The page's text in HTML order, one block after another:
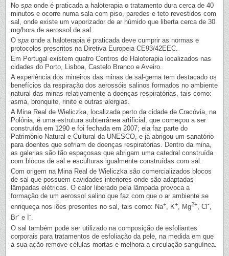
No spa onde é praticada a haloterapia o tratamento dura cerca de 40
minutos e ocorre numa sala com piso, paredes e teto revestidos com
sal, onde existe um vaporizador de ar húmido que liberta cerca de 30
mg/hora de aerossol de sal.
O spa onde a haloterapia é praticada deve cumprir as normas e
protocolos prescritos na Diretiva Europeia CE93/42EEC.
Em Portugal existem quatro Centros de Haloterapia localizados nas
cidades do Porto, Lisboa, Castelo Branco e Aveiro.
A experiência dos mineiros das minas de sal-gema tem destacado os
benefícios da respiração dos aerossóis salinos formados no ambiente
natural das minas relativamente a doenças respiratórias, tais como:
asma, bronquite, rinite e outras alergias.
A Mina Real de Wieliczka, localizada perto da cidade de Cracóvia, na
Polónia, é uma estrutura subterrânea artificial, que começou a ser
construída em 1290 e foi fechada em 2007; ela faz parte do
Património Natural e Cultural da UNESCO, e já abrigou um sanatório
para doentes que sofriam de doenças respiratórias. Dentro da mina,
as galerias são tão espaçosas que abrigam uma catedral construída
com blocos de sal e esculturas igualmente construídas com sal.
Com origem na Mina Real de Wieliczka são comercializados blocos
de sal que possuem cavidades interiores onde são adaptadas
lâmpadas elétricas. O calor liberado pela lâmpada provoca a
formação de um aerossol salino que faz com que o ar ambiente se
enriqueça nos iões presentes no sal, tais como: Na+, K+, Mg2+, Cl -,
Br- e I -.
O sal também pode ser utilizado na composição de esfoliantes
corporais para tratamentos de esfoliação da pele, na medida em que
a sua ação remove células mortas e melhora a circulação sanguínea.